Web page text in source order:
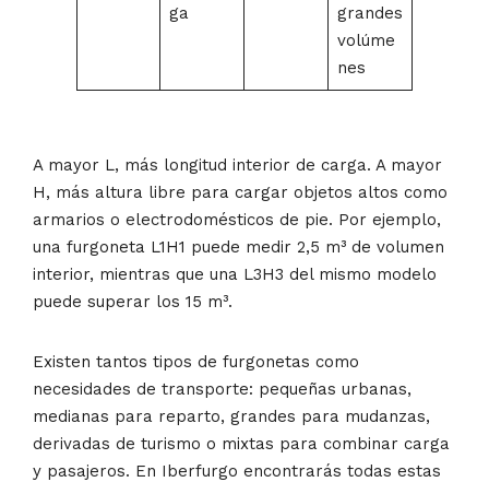
ga
grandes
volúme
nes
A mayor L, más longitud interior de carga. A mayor
H, más altura libre para cargar objetos altos como
armarios o electrodomésticos de pie. Por ejemplo,
una furgoneta L1H1 puede medir 2,5 m³ de volumen
interior, mientras que una L3H3 del mismo modelo
puede superar los 15 m³.
Existen tantos tipos de furgonetas como
necesidades de transporte: pequeñas urbanas,
medianas para reparto, grandes para mudanzas,
derivadas de turismo o mixtas para combinar carga
y pasajeros. En Iberfurgo encontrarás todas estas